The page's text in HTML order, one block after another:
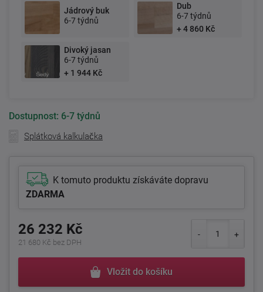
Jádrový buk
6-7 týdnů
Dub
6-7 týdnů
+ 4 860 Kč
Divoký jasan
6-7 týdnů
+ 1 944 Kč
Dostupnost: 6-7 týdnů
Splátková kalkulačka
K tomuto produktu získáváte dopravu
ZDARMA
26 232 Kč
21 680 Kč bez DPH
Vložit do košíku